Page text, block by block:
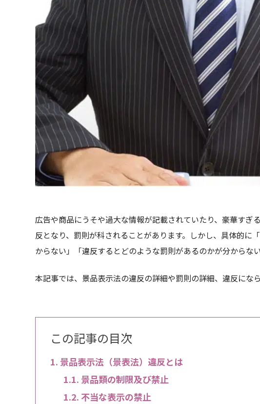
広告や商品にうそや過大な情報が記載されていたり、豪華すぎ
反となり、罰則が科されることがあります。しかし、具体的に
からない」「違反するとどのような罰則があるのかが分からな
本記事では、景品表示法の違反の詳細や罰則の詳細、違反にな
この記事の目次
景品表示法（景表法）違反とは
景品類の制限及び禁止
不当な表示の禁止